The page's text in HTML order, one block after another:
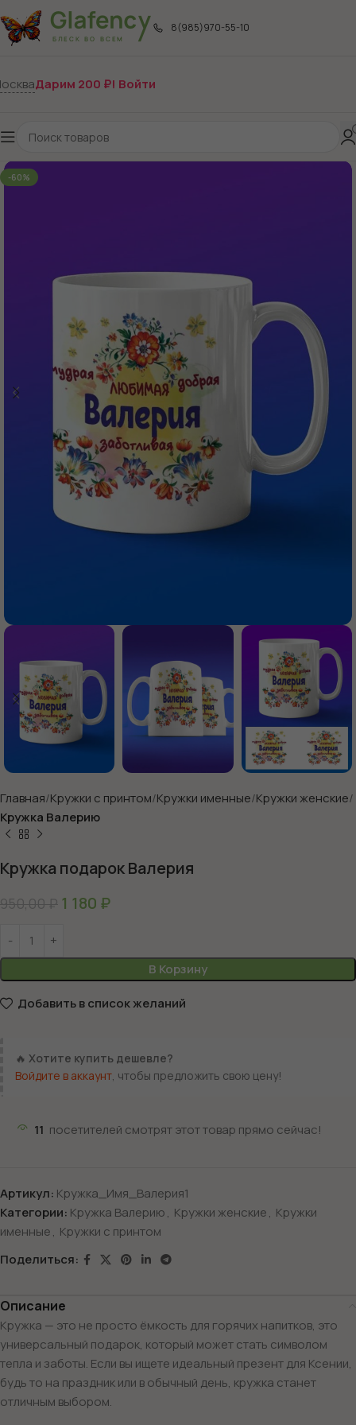
8(985)970-55-10
Дарим 200 ₽! Войти
-60%
Главная Кружки с принтом Кружки именные Кружки женские
Кружка Валерию
Кружка подарок Валерия
950,00₽ 1 180 ₽
В Корзину
Добавить в список желаний
🔥 Хотите купить дешевле?
Войдите в аккаунт , чтобы предложить свою цену!
11 посетителей смотрят этот товар прямо сейчас!
Артикул: Кружка_Имя_Валерия1
Категории: Кружка Валерию, Кружки женские, Кружки
именные, Кружки с принтом
Поделиться:
Описание
Кружка — это не просто ёмкость для горячих напитков, это
универсальный подарок, который может стать символом
тепла и заботы. Если вы ищете идеальный презент для Ксении,
будь то на праздник или в обычный день, кружка станет
отличным выбором.